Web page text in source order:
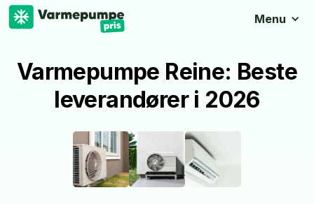
Menu
Varmepumpe Reine: Beste
leverandører i 2026